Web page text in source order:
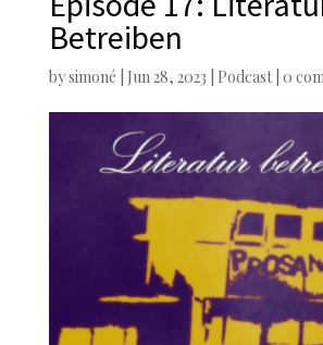
Betreiben
bysimoné Jun 28, 2023 Podcast| 0